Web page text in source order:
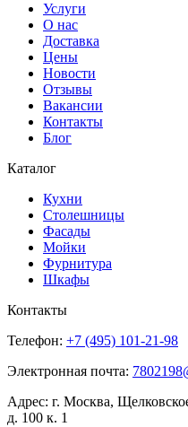
Услуги
О нас
Доставка
Цены
Новости
Отзывы
Вакансии
Контакты
Блог
Каталог
Кухни
Столешницы
Фасады
Мойки
Фурнитура
Шкафы
Контакты
Телефон: +7 (495) 101-21-98
Электронная почта:
Адрес: г. Москва,
д. 100 к. 1